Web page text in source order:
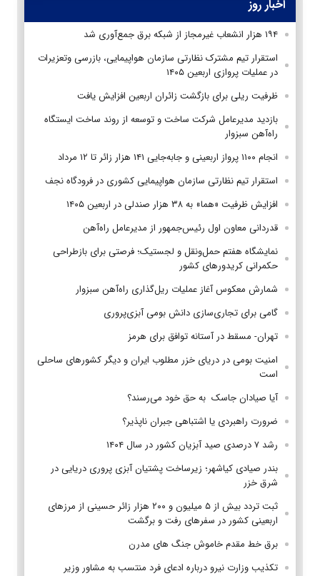
اخبار روز
۱۹۴ هزار انشعاب غیرمجاز از شبکه برق جمع‌آوری شد
استقرار تیم مشترک نظارتی سازمان هواپیمایی، بازرسی وتعزیرات
در عملیات پروازی اربعین ۱۴۰۵
ظرفیت ریلی برای بازگشت زائران اربعین افزایش یافت
بازدید مدیرعامل شرکت ساخت و توسعه از روند ساخت ایستگاه
راه‌آهن سبزوار
انجام ۱۱۰۰ پرواز اربعینی و جابه‌جایی ۱۴۱ هزار زائر تا ۱۲ مرداد
استقرار تیم‌ نظارتی سازمان هواپیمایی کشوری در فرودگاه نجف
افزایش ظرفیت «هما» به ۳۸ هزار صندلی در اربعین ۱۴۰۵
قدردانی معاون اول رئیس‌جمهور از مدیرعامل راه‌آهن
نمایشگاه هفتم حمل‌ونقل و لجستیک؛ فرصتی برای بازطراحی
حکمرانی کریدورهای کشور
شمارش معکوس آغاز عملیات ریل‌گذاری راه‌آهن سبزوار
گامی برای تجاری‌سازی دانش بومی آبزی‌پروری
تهران- مسقط در آستانه توافق برای هرمز
امنیت بومی در دریای خزر مطلوب ایران و دیگر کشورهای ساحلی
است
آیا صیادان جاسک به حق خود می‌رسند؟
ضرورت راهبردی یا اشتباهی جبران ناپذیر؟
رشد ۷ درصدی صید آبزیان کشور در سال ۱۴۰۴
بندر صیادی کیاشهر؛ زیرساخت پشتیان آبزی پروری دریایی در
شرق خزر
ثبت تردد بیش از ۵ میلیون و ۲۰۰ هزار زائر حسینی از مرزهای
اربعینی کشور در سفرهای رفت و برگشت
برق خط مقدم خاموش جنگ های مدرن
تکذیب وزارت نیرو درباره ادعای فرد منتسب به مشاور وزیر